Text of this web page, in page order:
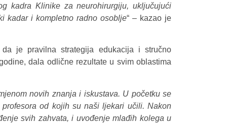
kadra Klinike za neurohirurgiju, uključujući
kadar i kompletno radno osoblje“ – kazao je
da je pravilna strategija edukacija i stručno
dala odlične rezultate u svim oblastima
novih znanja i iskustava. U početku se
od kojih su naši ljekari učili. Nakon
svih zahvata, i uvođenje mlađih kolega u